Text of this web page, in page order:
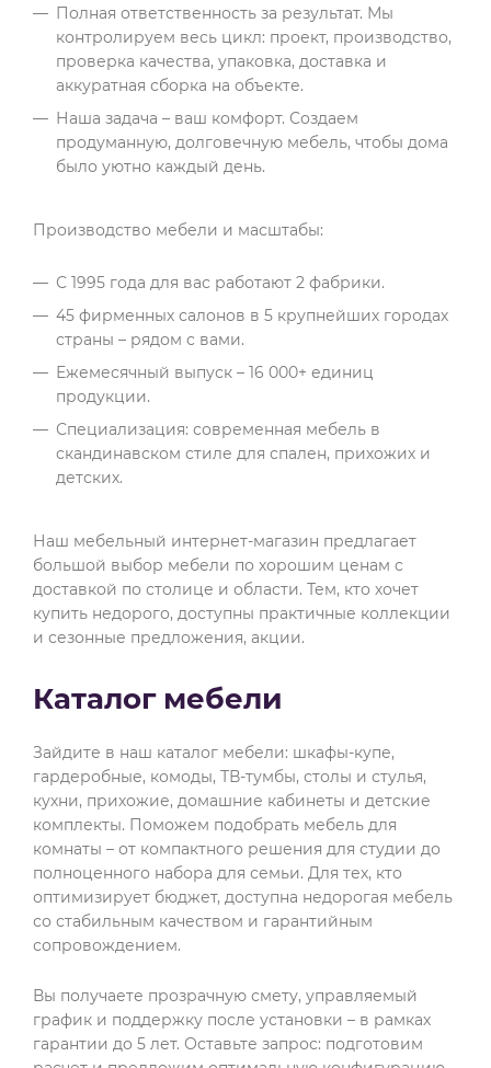
Полная ответственность за результат. Мы
контролируем весь цикл: проект, производство,
проверка качества, упаковка, доставка и
аккуратная сборка на объекте.
Наша задача – ваш комфорт. Создаем
продуманную, долговечную мебель, чтобы дома
было уютно каждый день.
Производство мебели и масштабы:
С 1995 года для вас работают 2 фабрики.
45 фирменных салонов в 5 крупнейших городах
страны – рядом с вами.
Ежемесячный выпуск – 16 000+ единиц
продукции.
Специализация: современная мебель в
скандинавском стиле для спален, прихожих и
детских.
Наш мебельный интернет-магазин предлагает
большой выбор мебели по хорошим ценам с
доставкой по столице и области. Тем, кто хочет
купить недорого, доступны практичные коллекции
и сезонные предложения, акции.
Каталог мебели
Зайдите в наш каталог мебели: шкафы-купе,
гардеробные, комоды, ТВ-тумбы, столы и стулья,
кухни, прихожие, домашние кабинеты и детские
комплекты. Поможем подобрать мебель для
комнаты – от компактного решения для студии до
полноценного набора для семьи. Для тех, кто
оптимизирует бюджет, доступна недорогая мебель
со стабильным качеством и гарантийным
сопровождением.
Вы получаете прозрачную смету, управляемый
график и поддержку после установки – в рамках
гарантии до 5 лет. Оставьте запрос: подготовим